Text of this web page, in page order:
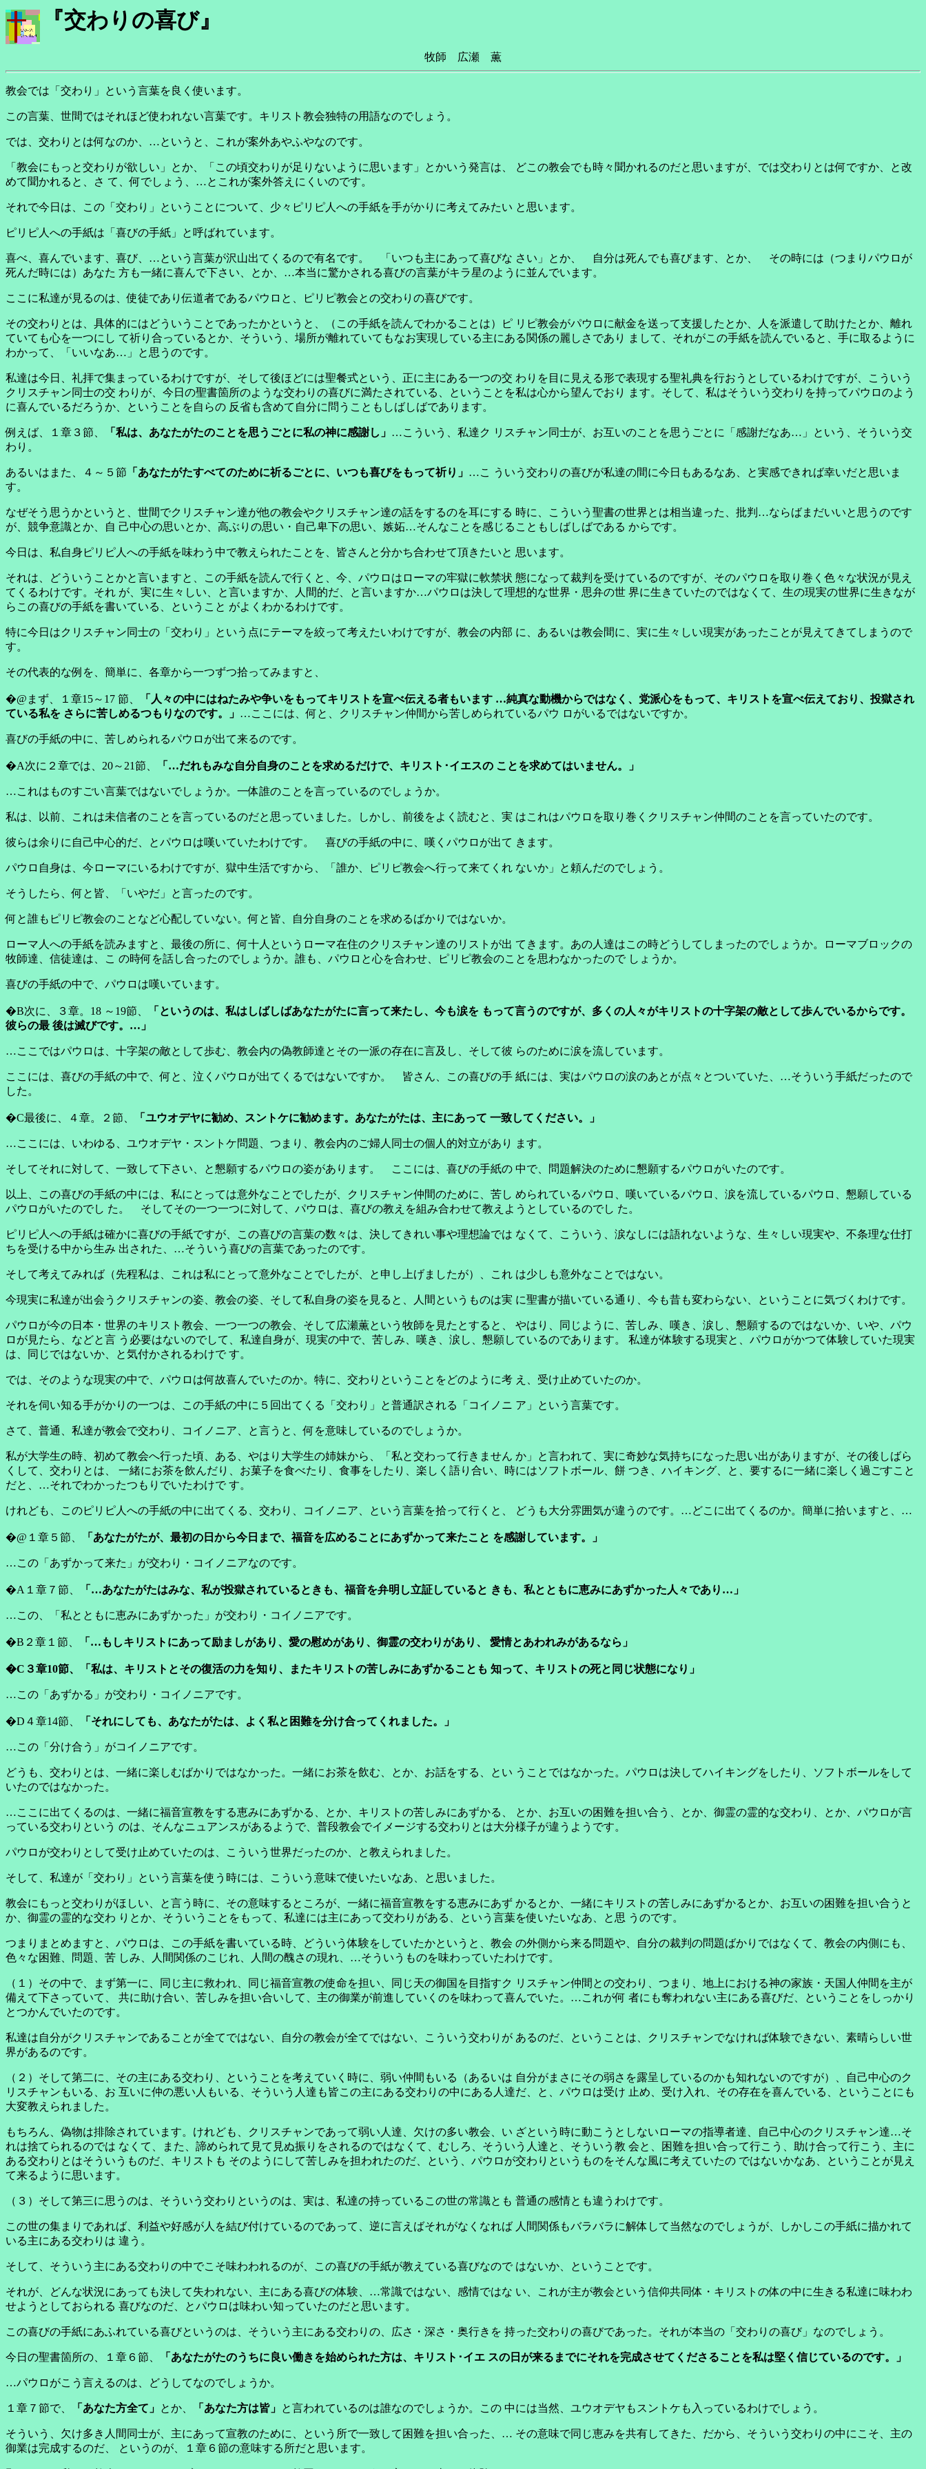
『交わりの喜び』
牧師 広瀬 薫
教会では「交わり」という言葉を良く使います。
この言葉、世間ではそれほど使われない言葉です。キリスト教会独特の用語なのでしょう。
では、交わりとは何なのか、…というと、これが案外あやふやなのです。
「教会にもっと交わりが欲しい」とか、「この頃交わりが足りないように思います」とかいう発言は、 どこの教会でも時々聞かれるのだと思いますが、では交わりとは何ですか、と改
めて聞かれると、さ て、何でしょう、…とこれが案外答えにくいのです。
それで今日は、この「交わり」ということについて、少々ピリピ人への手紙を手がかりに考えてみたい と思います。
ピリピ人への手紙は「喜びの手紙」と呼ばれています。
喜べ、喜んでいます、喜び、…という言葉が沢山出てくるので有名です。 「いつも主にあって喜びな さい」とか、 自分は死んでも喜びます、とか、 その時には（つまりパウロが
死んだ時には）あなた 方も一緒に喜んで下さい、とか、…本当に驚かされる喜びの言葉がキラ星のように並んでいます。
ここに私達が見るのは、使徒であり伝道者であるパウロと、ピリピ教会との交わりの喜びです。
その交わりとは、具体的にはどういうことであったかというと、（この手紙を読んでわかることは）ピ リピ教会がパウロに献金を送って支援したとか、人を派遣して助けたとか、離れ
ていても心を一つにし て祈り合っているとか、そういう、場所が離れていてもなお実現している主にある関係の麗しさであり まして、それがこの手紙を読んでいると、手に取るように
わかって、「いいなあ…」と思うのです。
私達は今日、礼拝で集まっているわけですが、そして後ほどには聖餐式という、正に主にある一つの交 わりを目に見える形で表現する聖礼典を行おうとしているわけですが、こういう
クリスチャン同士の交 わりが、今日の聖書箇所のような交わりの喜びに満たされている、ということを私は心から望んでおり ます。そして、私はそういう交わりを持ってパウロのよう
に喜んでいるだろうか、ということを自らの 反省も含めて自分に問うこともしばしばであります。
例えば、１章３節、 「私は、あなたがたのことを思うごとに私の神に感謝し」 …こういう、私達ク リスチャン同士が、お互いのことを思うごとに「感謝だなあ…」という、そういう交
わり。
あるいはまた、４～５節 「あなたがたすべてのために祈るごとに、いつも喜びをもって祈り」 …こ ういう交わりの喜びが私達の間に今日もあるなあ、と実感できれば幸いだと思いま
す。
なぜそう思うかというと、世間でクリスチャン達が他の教会やクリスチャン達の話をするのを耳にする 時に、こういう聖書の世界とは相当違った、批判…ならばまだいいと思うのです
が、競争意識とか、自 己中心の思いとか、高ぶりの思い・自己卑下の思い、嫉妬…そんなことを感じることもしばしばである からです。
今日は、私自身ピリピ人への手紙を味わう中で教えられたことを、皆さんと分かち合わせて頂きたいと 思います。
それは、どういうことかと言いますと、この手紙を読んで行くと、今、パウロはローマの牢獄に軟禁状 態になって裁判を受けているのですが、そのパウロを取り巻く色々な状況が見え
てくるわけです。それ が、実に生々しい、と言いますか、人間的だ、と言いますか…パウロは決して理想的な世界・思弁の世 界に生きていたのではなくて、生の現実の世界に生きなが
らこの喜びの手紙を書いている、ということ がよくわかるわけです。
特に今日はクリスチャン同士の「交わり」という点にテーマを絞って考えたいわけですが、教会の内部 に、あるいは教会間に、実に生々しい現実があったことが見えてきてしまうので
す。
その代表的な例を、簡単に、各章から一つずつ拾ってみますと、
�@まず、１章15～17 節、
「人々の中にはねたみや争いをもってキリストを宣べ伝える者もいます …純真な動機からではなく、党派心をもって、キリストを宣べ伝えており、投獄され
ている私を さらに苦しめるつもりなのです。」 …ここには、何と、クリスチャン仲間から苦しめられているパウ ロがいるではないですか。
喜びの手紙の中に、苦しめられるパウロが出て来るのです。
�A次に２章では、20～21節、 「…だれもみな自分自身のことを求めるだけで、キリスト･イエスの ことを求めてはいません。」
…これはものすごい言葉ではないでしょうか。一体誰のことを言っているのでしょうか。
私は、以前、これは未信者のことを言っているのだと思っていました。しかし、前後をよく読むと、実 はこれはパウロを取り巻くクリスチャン仲間のことを言っていたのです。
彼らは余りに自己中心的だ、とパウロは嘆いていたわけです。 喜びの手紙の中に、嘆くパウロが出て きます。
パウロ自身は、今ローマにいるわけですが、獄中生活ですから、「誰か、ピリピ教会へ行って来てくれ ないか」と頼んだのでしょう。
そうしたら、何と皆、「いやだ」と言ったのです。
何と誰もピリピ教会のことなど心配していない。何と皆、自分自身のことを求めるばかりではないか。
ローマ人への手紙を読みますと、最後の所に、何十人というローマ在住のクリスチャン達のリストが出 てきます。あの人達はこの時どうしてしまったのでしょうか。ローマブロックの
牧師達、信徒達は、こ の時何を話し合ったのでしょうか。誰も、パウロと心を合わせ、ピリピ教会のことを思わなかったので しょうか。
喜びの手紙の中で、パウロは嘆いています。
�B次に、３章。18 ～19節、
「というのは、私はしばしばあなたがたに言って来たし、今も涙を もって言うのですが、多くの人々がキリストの十字架の敵として歩んでいるからです。
彼らの最 後は滅びです。…」
…ここではパウロは、十字架の敵として歩む、教会内の偽教師達とその一派の存在に言及し、そして彼 らのために涙を流しています。
ここには、喜びの手紙の中で、何と、泣くパウロが出てくるではないですか。 皆さん、この喜びの手 紙には、実はパウロの涙のあとが点々とついていた、…そういう手紙だったので
した。
�C最後に、４章。２節、 「ユウオデヤに勧め、スントケに勧めます。あなたがたは、主にあって 一致してください。」
…ここには、いわゆる、ユウオデヤ・スントケ問題、つまり、教会内のご婦人同士の個人的対立があり ます。
そしてそれに対して、一致して下さい、と懇願するパウロの姿があります。 ここには、喜びの手紙の 中で、問題解決のために懇願するパウロがいたのです。
以上、この喜びの手紙の中には、私にとっては意外なことでしたが、クリスチャン仲間のために、苦し められているパウロ、嘆いているパウロ、涙を流しているパウロ、懇願している
パウロがいたのでし た。 そしてその一つ一つに対して、パウロは、喜びの教えを組み合わせて教えようとしているのでし た。
ピリピ人への手紙は確かに喜びの手紙ですが、この喜びの言葉の数々は、決してきれい事や理想論では なくて、こういう、涙なしには語れないような、生々しい現実や、不条理な仕打
ちを受ける中から生み 出された、…そういう喜びの言葉であったのです。
そして考えてみれば（先程私は、これは私にとって意外なことでしたが、と申し上げましたが）、これ は少しも意外なことではない。
今現実に私達が出会うクリスチャンの姿、教会の姿、そして私自身の姿を見ると、人間というものは実 に聖書が描いている通り、今も昔も変わらない、ということに気づくわけです。
パウロが今の日本・世界のキリスト教会、一つ一つの教会、そして広瀬薫という牧師を見たとすると、 やはり、同じように、苦しみ、嘆き、涙し、懇願するのではないか、いや、パウ
ロが見たら、などと言 う必要はないのでして、私達自身が、現実の中で、苦しみ、嘆き、涙し、懇願しているのであります。 私達が体験する現実と、パウロがかつて体験していた現実
は、同じではないか、と気付かされるわけで す。
では、そのような現実の中で、パウロは何故喜んでいたのか。特に、交わりということをどのように考 え、受け止めていたのか。
それを伺い知る手がかりの一つは、この手紙の中に５回出てくる「交わり」と普通訳される「コイノニ ア」という言葉です。
さて、普通、私達が教会で交わり、コイノニア、と言うと、何を意味しているのでしょうか。
私が大学生の時、初めて教会へ行った頃、ある、やはり大学生の姉妹から、「私と交わって行きません か」と言われて、実に奇妙な気持ちになった思い出がありますが、その後しばら
くして、交わりとは、 一緒にお茶を飲んだり、お菓子を食べたり、食事をしたり、楽しく語り合い、時にはソフトボール、餅 つき、ハイキング、と、要するに一緒に楽しく過ごすこと
だと、…それでわかったつもりでいたわけで す。
けれども、このピリピ人への手紙の中に出てくる、交わり、コイノニア、という言葉を拾って行くと、 どうも大分雰囲気が違うのです。…どこに出てくるのか。簡単に拾いますと、…
�@１章５節、 「あなたがたが、最初の日から今日まで、福音を広めることにあずかって来たこと を感謝しています。」
…この「あずかって来た」が交わり・コイノニアなのです。
�A１章７節、 「…あなたがたはみな、私が投獄されているときも、福音を弁明し立証していると きも、私とともに恵みにあずかった人々であり…」
…この、「私とともに恵みにあずかった」が交わり・コイノニアです。
�B２章１節、 「…もしキリストにあって励ましがあり、愛の慰めがあり、御霊の交わりがあり、 愛情とあわれみがあるなら」
�C３章10節、「私は、キリストとその復活の力を知り、またキリストの苦しみにあずかることも 知って、キリストの死と同じ状態になり」
…この「あずかる」が交わり・コイノニアです。
�D４章14節、 「それにしても、あなたがたは、よく私と困難を分け合ってくれました。」
…この「分け合う」がコイノニアです。
どうも、交わりとは、一緒に楽しむばかりではなかった。一緒にお茶を飲む、とか、お話をする、とい うことではなかった。パウロは決してハイキングをしたり、ソフトボールをして
いたのではなかった。
…ここに出てくるのは、一緒に福音宣教をする恵みにあずかる、とか、キリストの苦しみにあずかる、 とか、お互いの困難を担い合う、とか、御霊の霊的な交わり、とか、パウロが言
っている交わりという のは、そんなニュアンスがあるようで、普段教会でイメージする交わりとは大分様子が違うようです。
パウロが交わりとして受け止めていたのは、こういう世界だったのか、と教えられました。
そして、私達が「交わり」という言葉を使う時には、こういう意味で使いたいなあ、と思いました。
教会にもっと交わりがほしい、と言う時に、その意味するところが、一緒に福音宣教をする恵みにあず かるとか、一緒にキリストの苦しみにあずかるとか、お互いの困難を担い合うと
か、御霊の霊的な交わ りとか、そういうことをもって、私達には主にあって交わりがある、という言葉を使いたいなあ、と思 うのです。
つまりまとめますと、パウロは、この手紙を書いている時、どういう体験をしていたかというと、教会 の外側から来る問題や、自分の裁判の問題ばかりではなくて、教会の内側にも、
色々な困難、問題、苦 しみ、人間関係のこじれ、人間の醜さの現れ、…そういうものを味わっていたわけです。
（１）その中で、まず第一に、同じ主に救われ、同じ福音宣教の使命を担い、同じ天の御国を目指すク リスチャン仲間との交わり、つまり、地上における神の家族・天国人仲間を主が
備えて下さっていて、 共に助け合い、苦しみを担い合いして、主の御業が前進していくのを味わって喜んでいた。…これが何 者にも奪われない主にある喜びだ、ということをしっかり
とつかんでいたのです。
私達は自分がクリスチャンであることが全てではない、自分の教会が全てではない、こういう交わりが あるのだ、ということは、クリスチャンでなければ体験できない、素晴らしい世
界があるのです。
（２）そして第二に、その主にある交わり、ということを考えていく時に、弱い仲間もいる（あるいは 自分がまさにその弱さを露呈しているのかも知れないのですが）、自己中心のク
リスチャンもいる、お 互いに仲の悪い人もいる、そういう人達も皆この主にある交わりの中にある人達だ、と、パウロは受け 止め、受け入れ、その存在を喜んでいる、ということにも
大変教えられました。
もちろん、偽物は排除されています。けれども、クリスチャンであって弱い人達、欠けの多い教会、い ざという時に動こうとしないローマの指導者達、自己中心のクリスチャン達…そ
れは捨てられるのでは なくて、また、諦められて見て見ぬ振りをされるのではなくて、むしろ、そういう人達と、そういう教 会と、困難を担い合って行こう、助け合って行こう、主に
ある交わりとはそういうものだ、キリストも そのようにして苦しみを担われたのだ、という、パウロが交わりというものをそんな風に考えていたの ではないかなあ、ということが見え
て来るように思います。
（３）そして第三に思うのは、そういう交わりというのは、実は、私達の持っているこの世の常識とも 普通の感情とも違うわけです。
この世の集まりであれば、利益や好感が人を結び付けているのであって、逆に言えばそれがなくなれば 人間関係もバラバラに解体して当然なのでしょうが、しかしこの手紙に描かれて
いる主にある交わりは 違う。
そして、そういう主にある交わりの中でこそ味わわれるのが、この喜びの手紙が教えている喜びなので はないか、ということです。
それが、どんな状況にあっても決して失われない、主にある喜びの体験、…常識ではない、感情ではな い、これが主が教会という信仰共同体・キリストの体の中に生きる私達に味わわ
せようとしておられる 喜びなのだ、とパウロは味わい知っていたのだと思います。
この喜びの手紙にあふれている喜びというのは、そういう主にある交わりの、広さ・深さ・奥行きを 持った交わりの喜びであった。それが本当の「交わりの喜び」なのでしょう。
今日の聖書箇所の、１章６節、 「あなたがたのうちに良い働きを始められた方は、キリスト･イエ スの日が来るまでにそれを完成させてくださることを私は堅く信じているのです。」
…パウロがこう言えるのは、どうしてなのでしょうか。
１章７節で、 「あなた方全て」 とか、 「あなた方は皆」 と言われているのは誰なのでしょうか。この 中には当然、ユウオデヤもスントケも入っているわけでしょう。
そういう、欠け多き人間同士が、主にあって宣教のために、という所で一致して困難を担い合った、… その意味で同じ恵みを共有してきた、だから、そういう交わりの中にこそ、主の
御業は完成するのだ、 というのが、１章６節の意味する所だと思います。